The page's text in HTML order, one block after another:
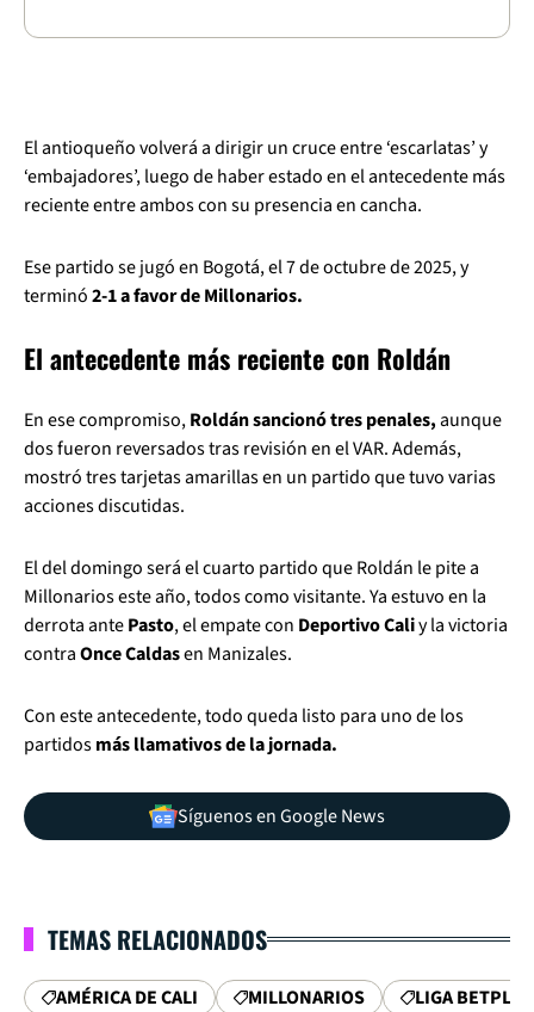
El antioqueño volverá a dirigir un cruce entre ‘escarlatas’ y
‘embajadores’, luego de haber estado en el antecedente más
reciente entre ambos con su presencia en cancha.
Ese partido se jugó en Bogotá, el 7 de octubre de 2025, y
terminó2-1 a favor de Millonarios.
El antecedente más reciente con Roldán
En ese compromiso,Roldán sancionó tres penales,aunque
dos fueron reversados tras revisión en el VAR. Además,
mostró tres tarjetas amarillas en un partido que tuvo varias
acciones discutidas.
El del domingo será el cuarto partido que Roldán le pite a
Millonarios este año, todos como visitante. Ya estuvo en la
derrota antePasto, el empate con Deportivo Caliy la victoria
contraOnce Caldasen Manizales.
Con este antecedente, todo queda listo para uno de los
partidosmás llamativos de la jornada.
Síguenos en Google News
TEMAS RELACIONADOS
AMÉRICA DE CALI MILLONARIOS LIGA BETPLAY